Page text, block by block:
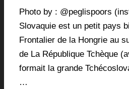
Photo by : @peglispoors
Slovaquie est un petit pays
Frontalier de la Hongrie au
de La République Tchèque
formait la grande
…